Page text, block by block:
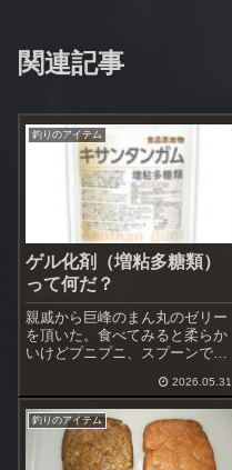
関連記事
釣りのアイテム
ゲル化剤（増粘多糖類）
って何だ？
親戚から巨峰のまん丸のゼリー
を頂いた。食べてみると柔らか
いけどプニプニ、スプーンでは
硬さがあった。寒天やゼラチン
とは違った硬さ、コンニャクに
近いけどそこまで硬くない。こ
れは針に付けられそう（笑）、
硬いハイブリッド...
2026.05.31
釣りのアイテム